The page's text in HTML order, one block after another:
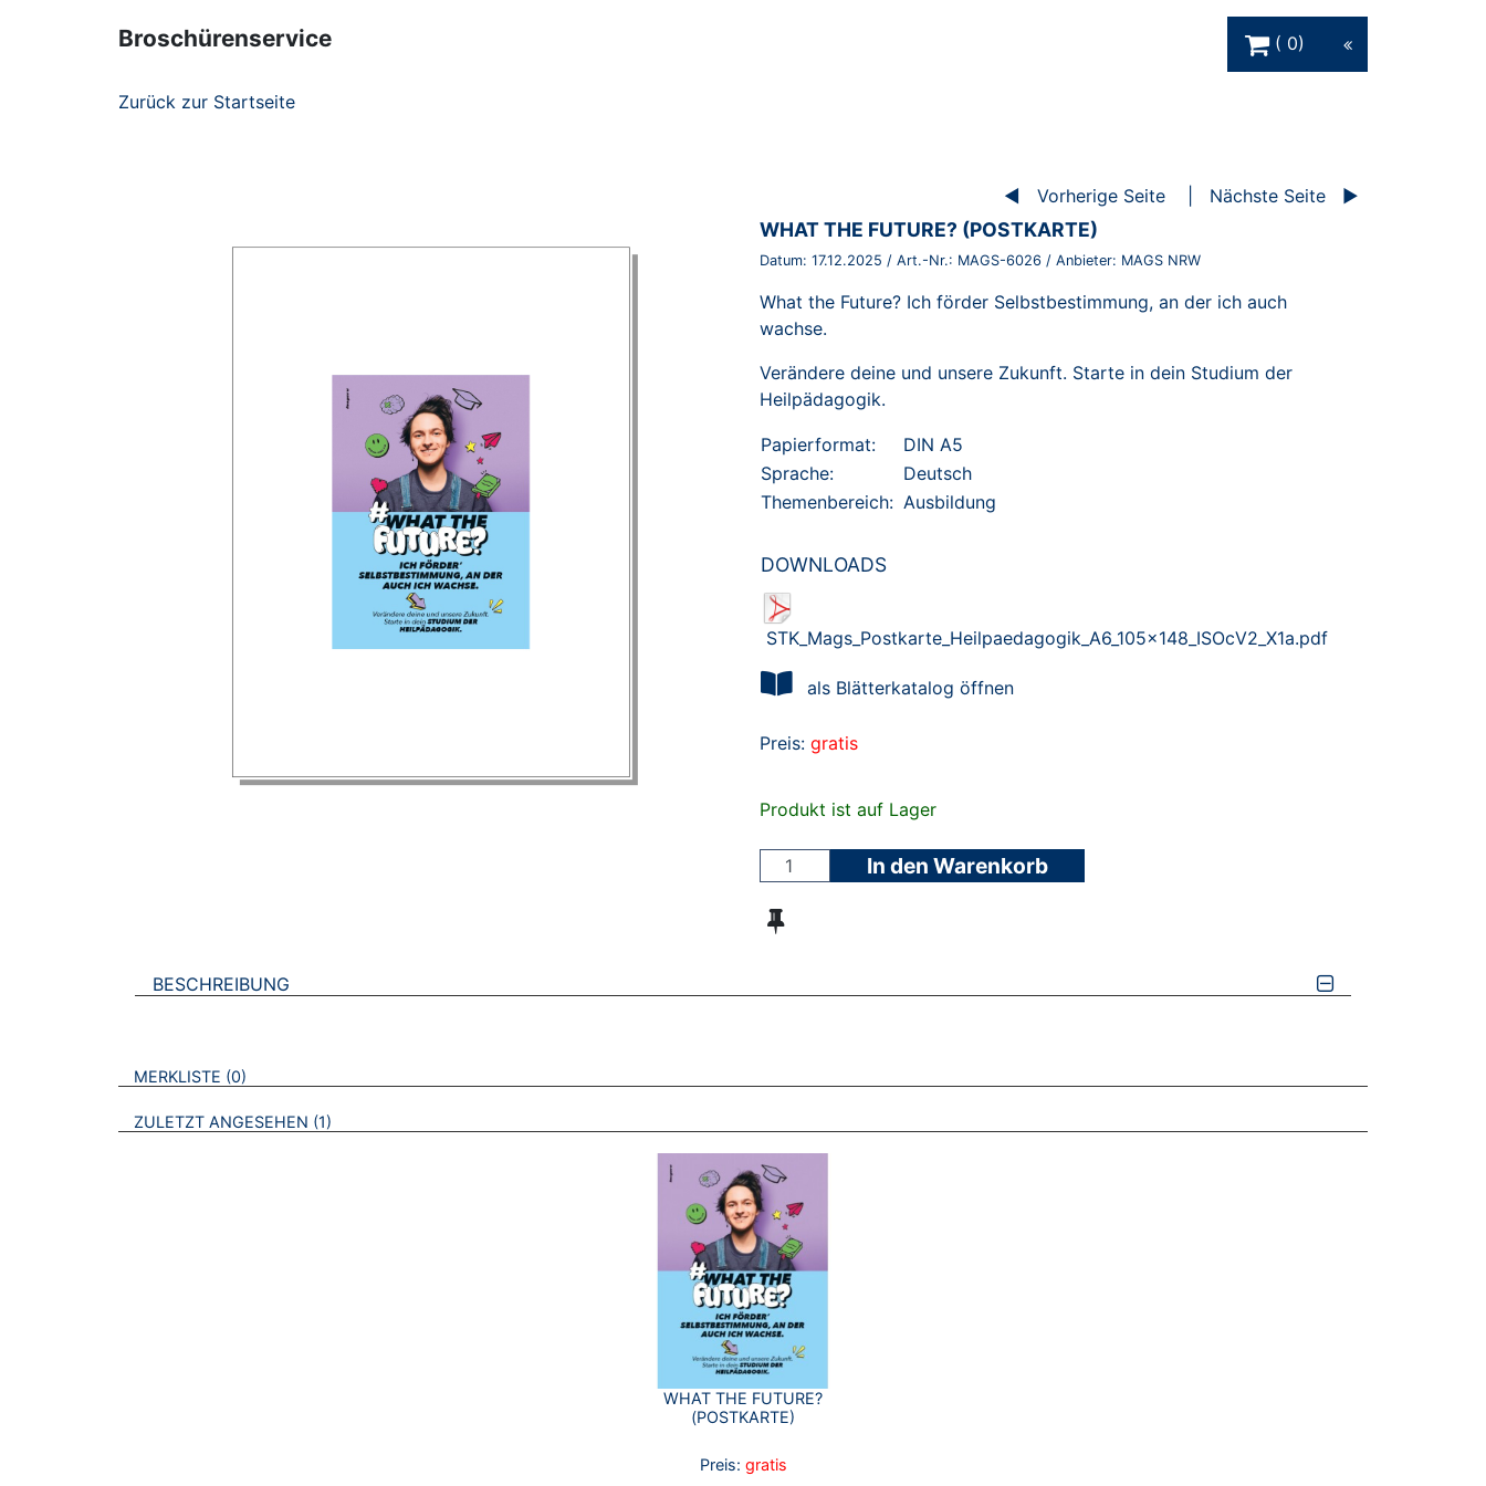
Broschürenservice
0
Zurück zur Startseite
Vorherige Seite Nächste Seite
BROSCHÜRE:
WHAT THE FUTURE? (POSTKARTE)
Datum: 17.12.2025 / Art.-Nr.: MAGS-6026 / Anbieter: MAGS NRW
What the Future? Ich förder Selbstbestimmung, an der ich auch
wachse.
Verändere deine und unsere Zukunft. Starte in dein Studium der
Heilpädagogik.
Papierformat:
DIN A5
Sprache:
Deutsch
Themenbereich: Ausbildung
DOWNLOADS
STK_Mags_Postkarte_Heilpaedagogik_A6_105x148_ISOcV2_X1a.pdf
als Blätterkatalog öffnen
Preis: gratis
Produkt ist auf Lager
In den Warenkorb
BESCHREIBUNG
VERWEISE AUF VERMERKTE- ODER ZULETZT ANGESEHENE BROSCHÜREN
MERKLISTE 0
ZULETZT ANGESEHEN 1
WHAT THE FUTURE?
(POSTKARTE)
Preis: gratis